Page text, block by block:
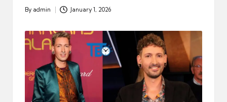
Posted
By admin January 1, 2026